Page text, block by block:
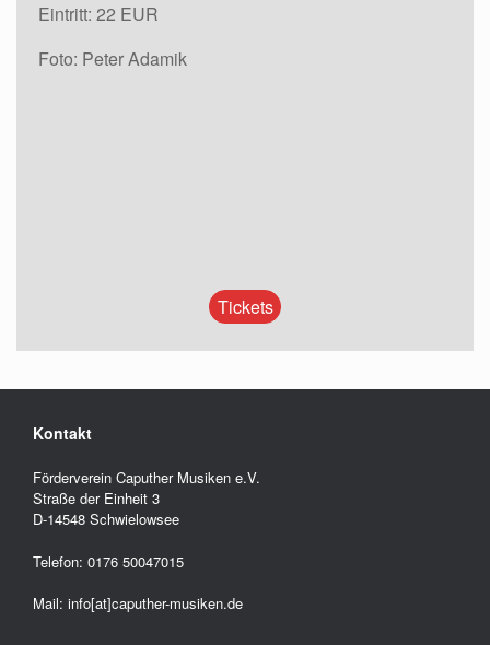
Eintritt: 22 EUR
Foto: Peter Adamik
Tickets
Kontakt
Förderverein Caputher Musiken e.V.
Straße der Einheit 3
D-14548 Schwielowsee
Telefon: 0176 50047015
Mail: info[at]caputher-musiken.de